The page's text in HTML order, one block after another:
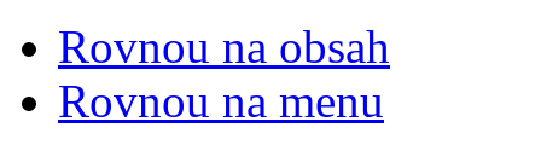
Rovnou na obsah
Rovnou na menu